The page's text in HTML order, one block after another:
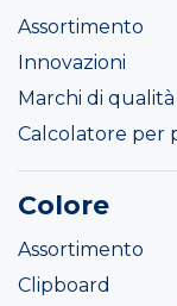
Assortimento
Innovazioni
Marchi di qualità
Calcolatore per
Colore
Assortimento
Clipboard